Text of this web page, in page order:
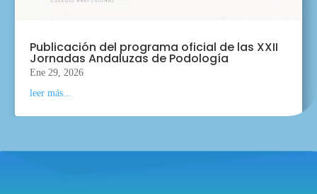
Publicación del programa oficial de las XXII
Jornadas Andaluzas de Podología
Ene 29, 2026
leer más...